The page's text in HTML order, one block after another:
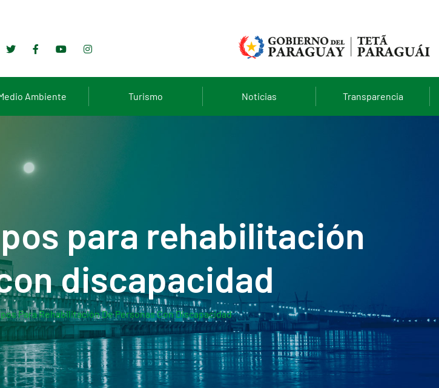
Ambiente Turismo Noticias Transparencia
para rehabilitación
discapacidad
Para Rehabilitación De Personas Con Discapacidad